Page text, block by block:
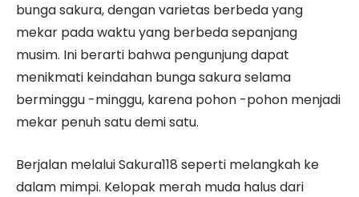
bunga sakura, dengan varietas berbeda yang
mekar pada waktu yang berbeda sepanjang
musim. Ini berarti bahwa pengunjung dapat
menikmati keindahan bunga sakura selama
berminggu -minggu, karena pohon -pohon menjadi
mekar penuh satu demi satu.
Berjalan melalui Sakura118 seperti melangkah ke
dalam mimpi. Kelopak merah muda halus dari